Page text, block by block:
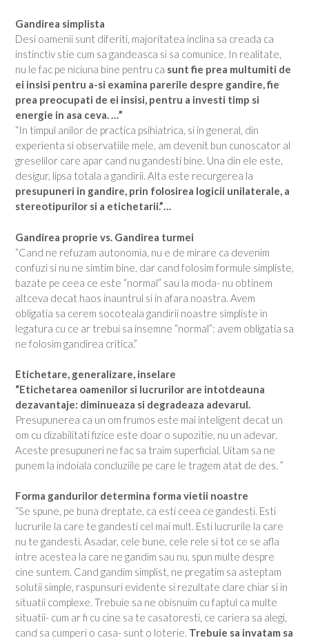
Gandirea simplista
Desi oamenii sunt diferiti, majoritatea inclina sa creada ca
instinctiv stie cum sa gandeasca si sa comunice. In realitate,
nu le fac pe niciuna bine pentru ca sunt fie prea multumiti de
ei insisi pentru a-si examina parerile despre gandire, fie
prea preocupati de ei insisi, pentru a investi timp si
energie in asa ceva. …”
“In timpul anilor de practica psihiatrica, si in general, din
experienta si observatiile mele, am devenit bun cunoscator al
greselilor care apar cand nu gandesti bine. Una din ele este,
desigur, lipsa totala a gandirii. Alta este recurgerea la
presupuneri in gandire, prin folosirea logicii unilaterale, a
stereotipurilor si a etichetarii.”…
Gandirea proprie vs. Gandirea turmei
“Cand ne refuzam autonomia, nu e de mirare ca devenim
confuzi si nu ne simtim bine, dar cand folosim formule simpliste,
bazate pe ceea ce este “normal” sau la moda- nu obtinem
altceva decat haos inauntrul si in afara noastra. Avem
obligatia sa cerem socoteala gandirii noastre simpliste in
legatura cu ce ar trebui sa insemne “normal”: avem obligatia sa
ne folosim gandirea critica.”
Etichetare, generalizare, inselare
“Etichetarea oamenilor si lucrurilor are intotdeauna
dezavantaje: diminueaza si degradeaza adevarul.
Presupunerea ca un om frumos este mai inteligent decat un
om cu dizabilitati fizice este doar o supozitie, nu un adevar.
Aceste presupuneri ne fac sa traim superficial. Uitam sa ne
punem la indoiala concluziile pe care le tragem atat de des. ”
Forma gandurilor determina forma vietii noastre
“Se spune, pe buna dreptate, ca esti ceea ce gandesti. Esti
lucrurile la care te gandesti cel mai mult. Esti lucrurile la care
nu te gandesti. Asadar, cele bune, cele rele si tot ce se afla
intre acestea la care ne gandim sau nu, spun multe despre
cine suntem. Cand gandim simplist, ne pregatim sa asteptam
solutii simple, raspunsuri evidente si rezultate clare chiar si in
situatii complexe. Trebuie sa ne obisnuim cu faptul ca multe
situatii- cum ar fi cu cine sa te casatoresti, ce cariera sa alegi,
cand sa cumperi o casa- sunt o loterie. Trebuie sa invatam sa